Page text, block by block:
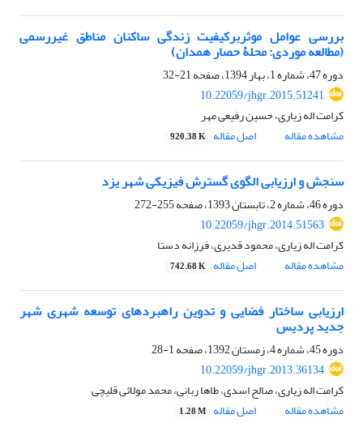
بررسی عوامل موثربرکیفیت زندگی ساکنان مناطق غیررسمی
(مطالعه موردی: محلۀ حصار همدان)
دوره 47، شماره 1، بهار 1394، صفحه
21-32
10.22059/jhgr.2015.51241
کرامت اله زیاری، حسین رفیعی مهر
مشاهده مقاله
اصل مقاله 920.38 K
سنجش و ارزیابی الگوی گسترش فیزیکی شهر یزد
دوره 46، شماره 2، تابستان 1393، صفحه
255-272
10.22059/jhgr.2014.51563
کرامت اله زیاری، محمود قدیری، فرزانه دستا
مشاهده مقاله
اصل مقاله 742.68 K
ارزیابی ساختار فضایی و تدوین راهبردهای توسعه شهری شهر
جدید پردیس
دوره 45، شماره 4، زمستان 1392، صفحه
1-28
10.22059/jhgr.2013.36134
کرامت اله زیاری، صالح اسدی، طاها ربانی، محمد مولائی قلیچی
مشاهده مقاله
اصل مقاله 1.28 M